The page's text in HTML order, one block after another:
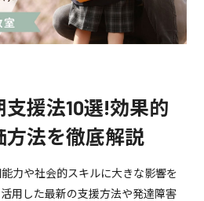
援法10選!効果的
方法を徹底解説
力や社会的スキルに大きな影響を
用した最新の支援方法や発達障害